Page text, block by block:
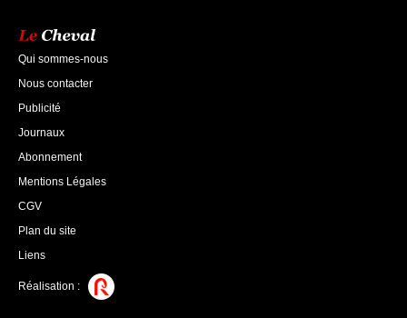
Qui sommes-nous
Nous contacter
Publicité
Journaux
Abonnement
Mentions Légales
CGV
Plan du site
Liens
Réalisation :